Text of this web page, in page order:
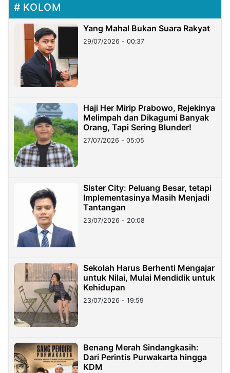
KOLOM
Yang Mahal Bukan Suara Rakyat
29/07/2026 - 00:37
Haji Her Mirip Prabowo, Rejekinya
Melimpah dan Dikagumi Banyak
Orang, Tapi Sering Blunder!
27/07/2026 - 05:05
Sister City: Peluang Besar, tetapi
Implementasinya Masih Menjadi
Tantangan
23/07/2026 - 20:08
Sekolah Harus Berhenti Mengajar
untuk Nilai, Mulai Mendidik untuk
Kehidupan
23/07/2026 - 19:59
Benang Merah Sindangkasih:
Dari Perintis Purwakarta hingga
KDM